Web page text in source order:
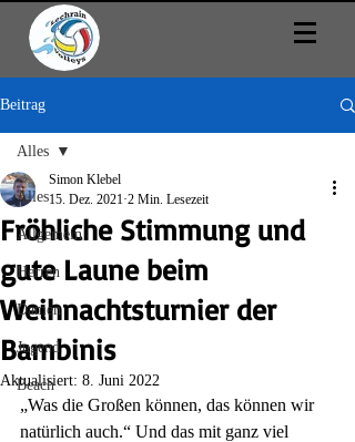
Beitrag
Alles
Allgemein
Herren
Damen
Jugend
Beach
Alles
Fröhliche Stimmung und
gute Laune beim
Weihnachtsturnier der
Bambinis
Simon Klebel
15. Dez. 2021 2 Min. Lesezeit
Aktualisiert: 8. Juni 2022
„Was die Großen können, das können wir
natürlich auch.“ Und das mit ganz viel